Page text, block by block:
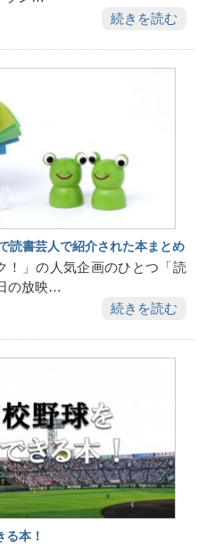
続きを読む
読書芸人で紹介された本まとめ
！」の人気企画のひとつ「読
の放映…
続きを読む
本！